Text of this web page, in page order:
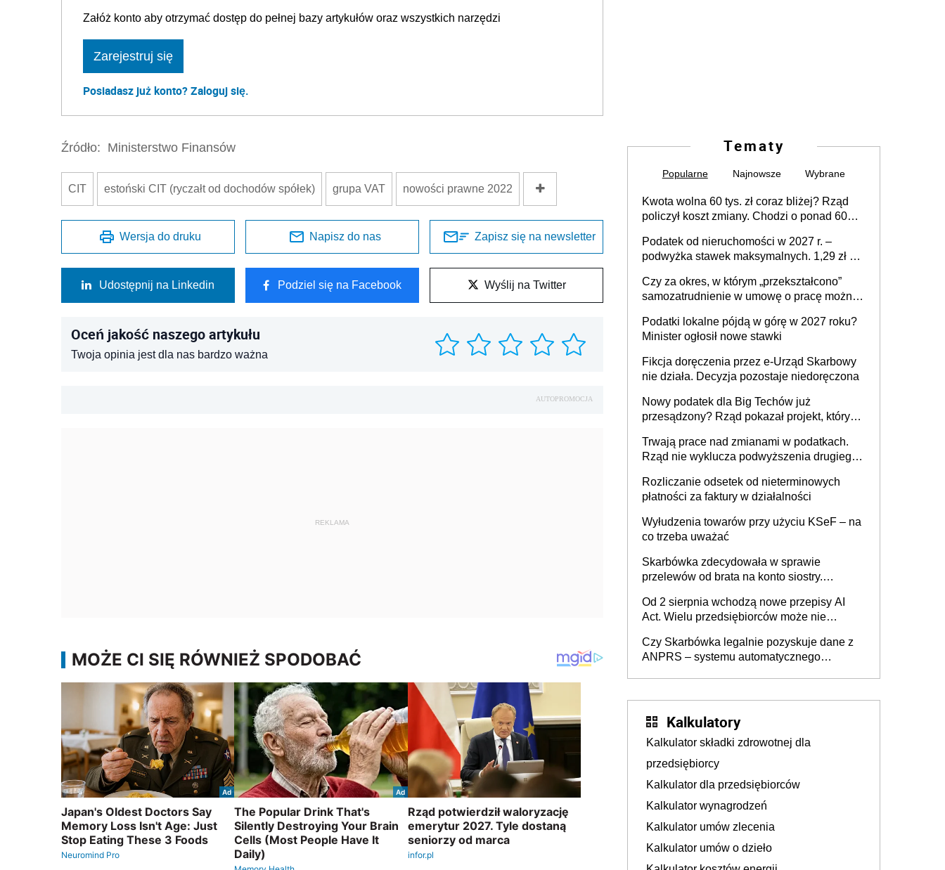
Załóż konto aby otrzymać dostęp do pełnej bazy artykułów oraz wszystkich narzędzi
Zarejestruj się
Posiadasz już konto? Zaloguj się.
Źródło: Ministerstwo Finansów
CIT estoński CIT (ryczałt od dochodów spółek) grupa VAT nowości prawne 2022
Wersja do druku Napisz do nas Zapisz się na newsletter
Udostępnij na Linkedin Podziel się na Facebook Wyślij na Twitter
Oceń jakość naszego artykułu
Twoja opinia jest dla nas bardzo ważna
AUTOPROMOCJA
REKLAMA
Tematy
Popularne Najnowsze Wybrane
Kwota wolna 60 tys. zł coraz bliżej? Rząd
policzył koszt zmiany. Chodzi o ponad 60
Podatek od nieruchomości w 2027 r. –
podwyżka stawek maksymalnych. 1,29 zł za
budynków i lokali związanych z
prowadzeniem działalności gospodarczej
Czy za okres, w którym „przekształcono”
samozatrudnienie w umowę o pracę można
umowy cywilnoprawnej jedynym
racjonalnym wyjściem
Podatki lokalne pójdą w górę w 2027 roku?
Minister ogłosił nowe stawki
Fikcja doręczenia przez e-Urząd Skarbowy
nie działa. Decyzja pozostaje niedoręczona
Nowy podatek dla Big Techów już
przesądzony? Rząd pokazał projekt, który
Trwają prace nad zmianami w podatkach.
Rząd nie wyklucza podwyższenia drugiego
Rozliczanie odsetek od nieterminowych
płatności za faktury w działalności
Wyłudzenia towarów przy użyciu KSeF – na
co trzeba uważać
Skarbówka zdecydowała w sprawie
przelewów od brata na konto siostry.
darowizna, ale podatku jednak nie będzie
Od 2 sierpnia wchodzą nowe przepisy AI
Act. Wielu przedsiębiorców może nie
Czy Skarbówka legalnie pozyskuje dane z
ANPRS – systemu automatycznego
Kalkulatory
Kalkulator składki zdrowotnej dla
przedsiębiorcy
Kalkulator dla przedsiębiorców
Kalkulator wynagrodzeń
Kalkulator umów zlecenia
Kalkulator umów o dzieło